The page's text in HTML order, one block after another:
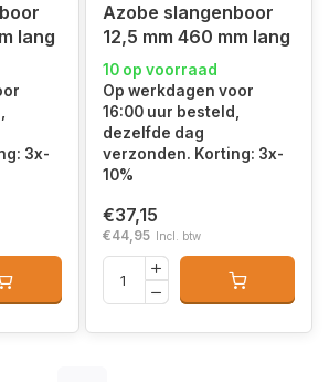
lang
3x-
Azobe slangenboor
12,5 mm 460 mm lang
10 op voorraad
Op werkdagen voor
16:00 uur besteld,
dezelfde dag
verzonden. Korting: 3x-
10%
€37,15
€44,95 Incl. btw